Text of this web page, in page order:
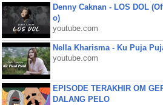
Denny Caknan - LOS DOL
o)
youtube.com
Nella Kharisma - Ku Puja
youtube.com
EPISODE TERAKHIR OM
DALANG PELO